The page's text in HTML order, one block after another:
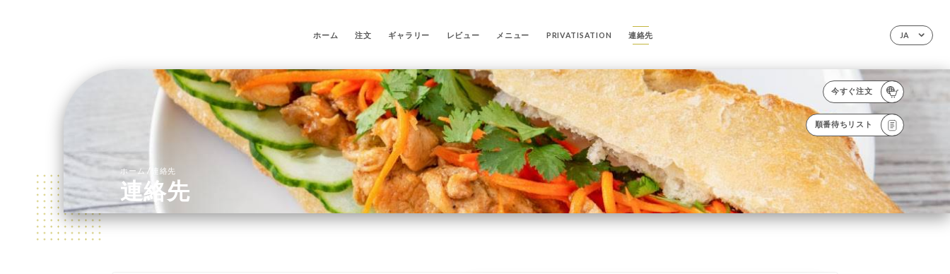
JA
ホーム 注文 ギャラリー レビュー メニュー PRIVATISATION 連絡先
今すぐ注文
順番待ちリスト
ホーム/ 連絡先
連絡先